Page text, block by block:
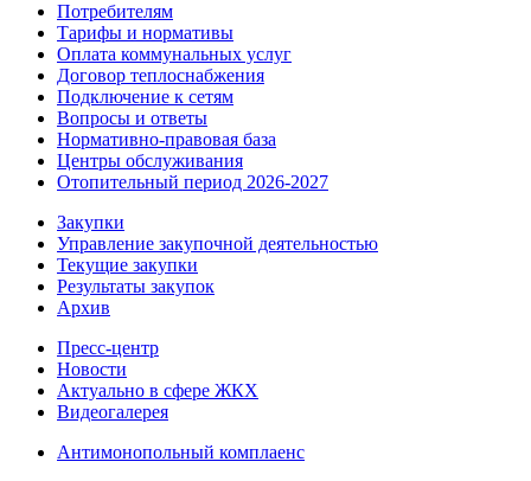
Потребителям
Тарифы и нормативы
Оплата коммунальных услуг
Договор теплоснабжения
Подключение к сетям
Вопросы и ответы
Нормативно-правовая база
Центры обслуживания
Отопительный период 2026-2027
Закупки
Управление закупочной деятельностью
Текущие закупки
Результаты закупок
Архив
Пресс-центр
Новости
Актуально в сфере ЖКХ
Видеогалерея
Антимонопольный комплаенс